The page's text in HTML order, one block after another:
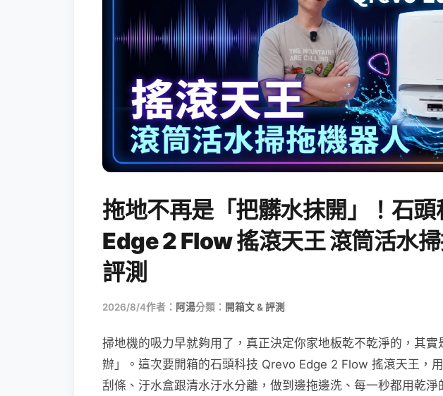
拖地不再是「把髒水抹開」！石
Edge 2 Flow 搖滾天王 滾筒活水
評測
2026/8/4作者： 阿湯分類： 開箱文 & 評測
掃地機的吸力早就夠用了，真正決定你家地板乾不乾淨的，其實
辦」。這次要開箱的石頭科技 Qrevo Edge 2 Flow 搖滾天王，
刮條、汙水盒跟清水汙水分離，做到邊拖邊洗、每一秒都用乾淨